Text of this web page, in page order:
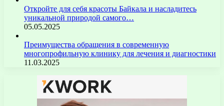
Откройте для себя красоты Байкала и насладитесь
уникальной природой самого…
05.05.2025
Преимущества обращения в современную
многопрофильную клинику для лечения и диагностики
11.03.2025